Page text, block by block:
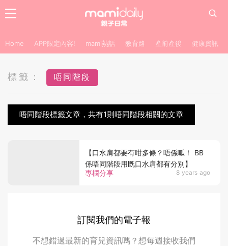
Home APP限定內容! mami熱話 教育路 產前產後 健康資訊
標籤： 唔同階段
唔同階段標籤文章，共有1則唔同階段相關的文章
專欄分享 8 years ago
【口水肩都要有咁多條？唔係呱！ BB
係唔同階段用既口水肩都有分別】
訂閱我們的電子報
不想錯過最新的育兒資訊嗎？想每週接收我們